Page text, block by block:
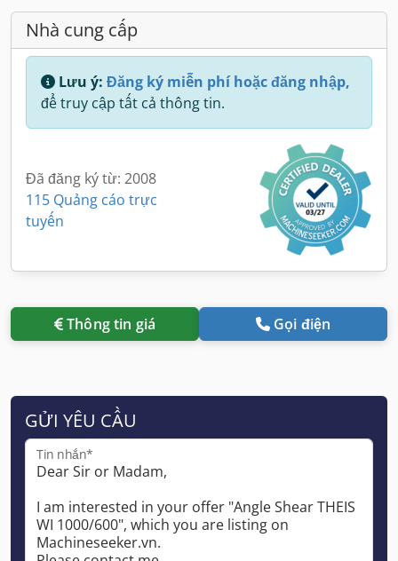
Nhà cung cấp
Lưu ý: Đăng ký miễn phí hoặc đăng nhập,
để truy cập tất cả thông tin.
Đã đăng ký từ: 2008
115 Quảng cáo trực
tuyến
Thông tin giá Gọi điện
GỬI YÊU CẦU
Tin nhắn*